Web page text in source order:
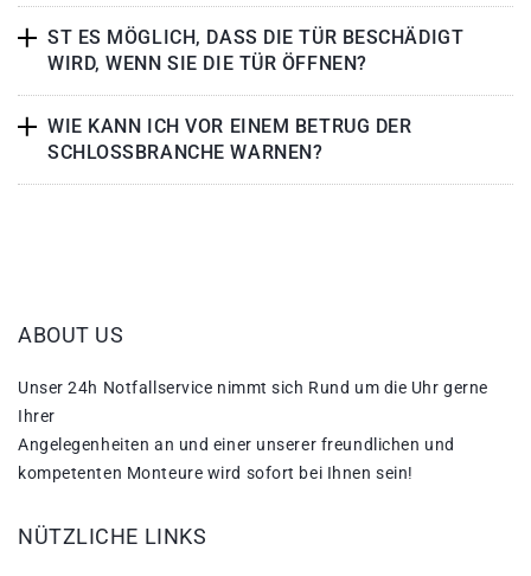
ST ES MÖGLICH, DASS DIE TÜR BESCHÄDIGT
WIRD, WENN SIE DIE TÜR ÖFFNEN?
WIE KANN ICH VOR EINEM BETRUG DER
SCHLOSSBRANCHE WARNEN?
ABOUT US
Unser 24h Notfallservice nimmt sich Rund um die Uhr gerne
Ihrer
Angelegenheiten an und einer unserer freundlichen und
kompetenten Monteure wird sofort bei Ihnen sein!
NÜTZLICHE LINKS